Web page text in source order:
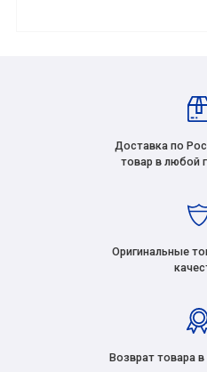
Доставка по
товар в любой
Оригинальные
Возврат товара